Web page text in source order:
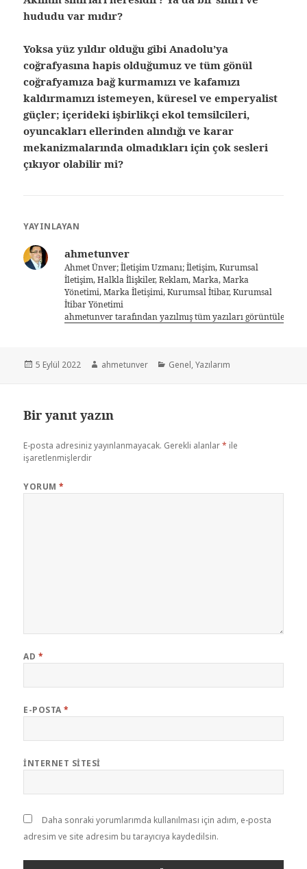
hududu var mıdır?
Yoksa yüz yıldır olduğu gibi Anadolu’ya
coğrafyasına hapis olduğumuz ve tüm gönül
coğrafyamıza bağ kurmamızı ve kafamızı
kaldırmamızı istemeyen, küresel ve emperyalist
güçler; içerideki işbirlikçi ekol temsilcileri,
oyuncakları ellerinden alındığı ve karar
mekanizmalarında olmadıkları için çok sesleri
çıkıyor olabilir mi?
YAYINLAYAN
ahmetunver
Ahmet Ünver; İletişim Uzmanı; İletişim, Kurumsal
İletişim, Halkla İlişkiler, Reklam, Marka, Marka
Yönetimi, Marka İletişimi, Kurumsal İtibar, Kurumsal
İtibar Yönetimi
ahmetunver tarafından yazılmış tüm yazıları görüntüle
5 Eylül 2022 ahmetunver Genel,Yazılarım
Bir yanıt yazın
E-posta adresiniz yayınlanmayacak. Gerekli alanlar* ile
işaretlenmişlerdir
YORUM*
AD *
E-POSTA*
İNTERNET SITESI
Daha sonraki yorumlarımda kullanılması için adım, e-posta
adresim ve site adresim bu tarayıcıya kaydedilsin.